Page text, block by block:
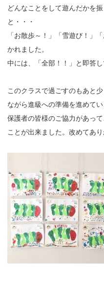
どんなことをして遊んだかを
と・・・
「お散歩～！」「雪遊び！」
かれました。
中には、「全部！！」と即答
このクラスで過ごすのもあと
ながら進級への準備を進めてい
保護者の皆様のご協力があっ
ことが出来ました。改めてあり